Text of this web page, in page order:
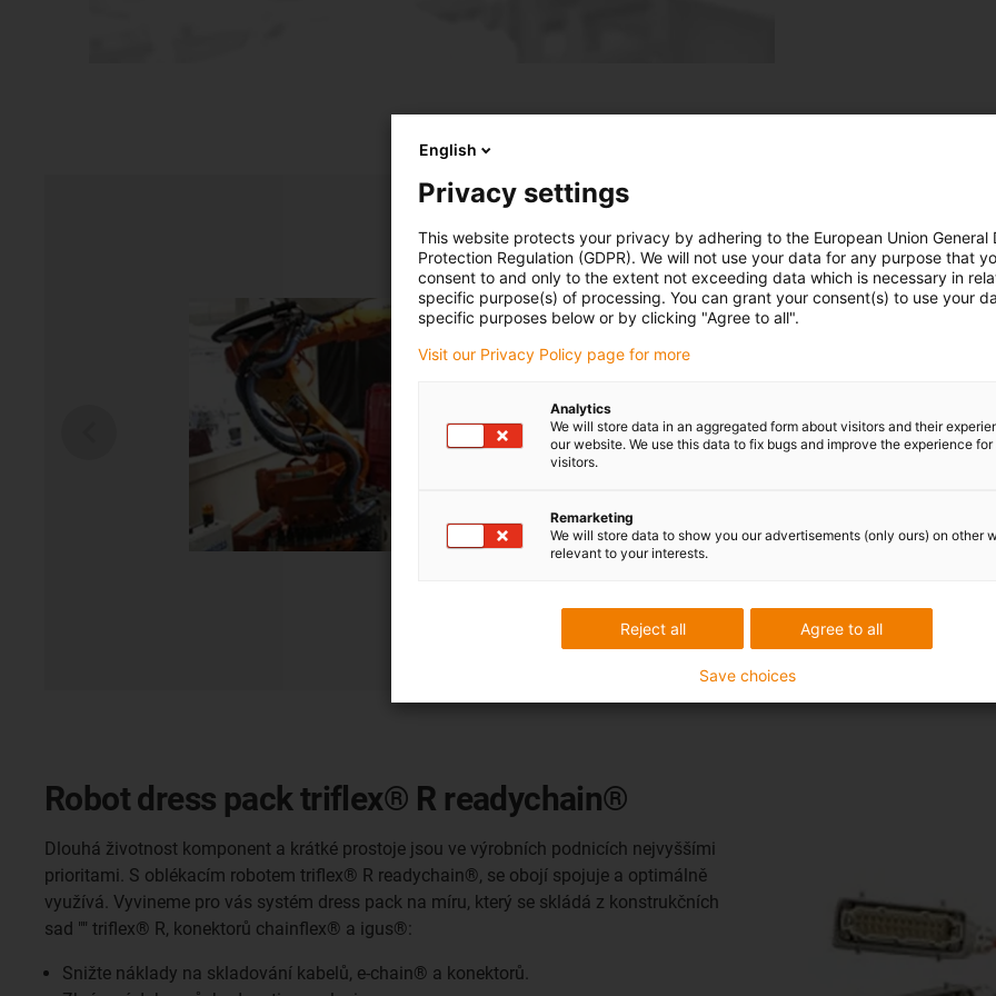
kabely chainflex pro náročné
Společnost Wandres GmbH se specializuje na vývoj a
systémů. Bezpečné a pečlivé odstranění prachu,
předpokladem mnoha výrobních procesů pro výrobu
roboty chráněny před mechanickým poškozením, byly
dodávanými z výroby. Ty však nevydržely nepřetržitý
Víceosé roboty
Robot dress pack triflex® R readychain®
Dlouhá životnost komponent a krátké prostoje jsou ve výrobních podnicích nejvyššími
prioritami. S oblékacím robotem triflex® R readychain®, se obojí spojuje a optimálně
využívá. Vyvineme pro vás systém dress pack na míru, který se skládá z konstrukčních
sad "" triflex® R, konektorů chainflex® a igus®:
Snižte náklady na skladování kabelů, e-chain® a konektorů.
English
Privacy settings
This website protects your privacy by adhering to the European Union General
Protection Regulation (GDPR). We will not use your data for any purpose that
consent to and only to the extent not exceeding data which is necessary in
specific purpose(s) of processing. You can grant your consent(s) to use your
specific purposes below or by clicking "Agree to all".
Visit our Privacy Policy page for more
Analytics
We will store data in an aggregated form about visitors and their
our website. We use this data to fix bugs and improve the experience for
visitors.
Remarketing
We will store data to show you our advertisements (only ours) on other
relevant to your interests.
Agree to all
Reject all
Save choices